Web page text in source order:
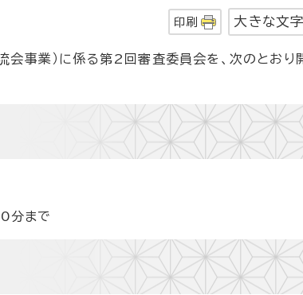
印刷 大きな文
事業）に係る第2回審査委員会を、次のとおり
分まで